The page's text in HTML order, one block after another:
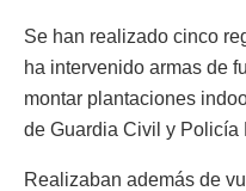
Se han realizado cinco
ha intervenido armas de
montar plantaciones
de Guardia Civil y Policía
Realizaban además de